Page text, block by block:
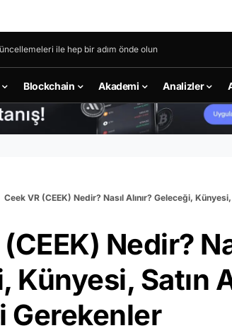
ile hep bir adım önde olun
Blockchain Akademi Analizler
Ceek VR (CEEK) Nedir? Nasıl Alınır? Geleceği,
Nedir?
Künyesi, Satın
Gerekenler